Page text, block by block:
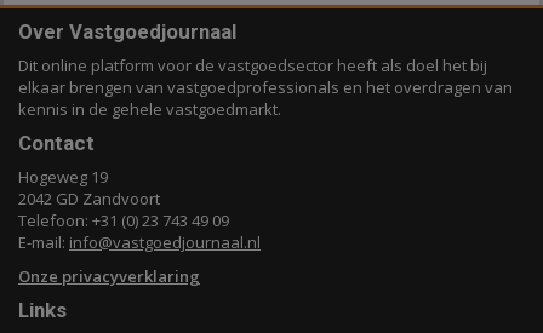
Over Vastgoedjournaal
Dit online platform voor de vastgoedsector heeft als doel het bij
elkaar brengen van vastgoedprofessionals en het overdragen van
kennis in de gehele vastgoedmarkt.
Contact
Hogeweg 19
2042 GD Zandvoort
Telefoon: +31 (0) 23 743 49 09
E-mail: info@vastgoedjournaal.nl
Onze privacyverklaring
Links